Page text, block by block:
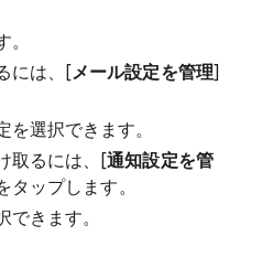
には、[メール設定を管理]
選択できます。
取るには、[通知設定を管
タップします。
きます。